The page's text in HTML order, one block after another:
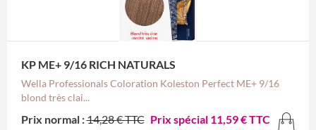
KP ME+ 9/16 RICH NATURALS
Wella Professionals Coloration Koleston Perfect ME+ 9/16
blond très clai...
Prix normal :14,28 € TTC Prix spécial 11,59 € TTC